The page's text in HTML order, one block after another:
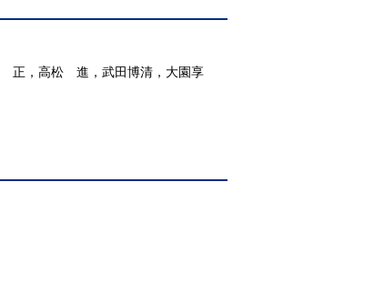
正，高松 進，武田博清，大園享